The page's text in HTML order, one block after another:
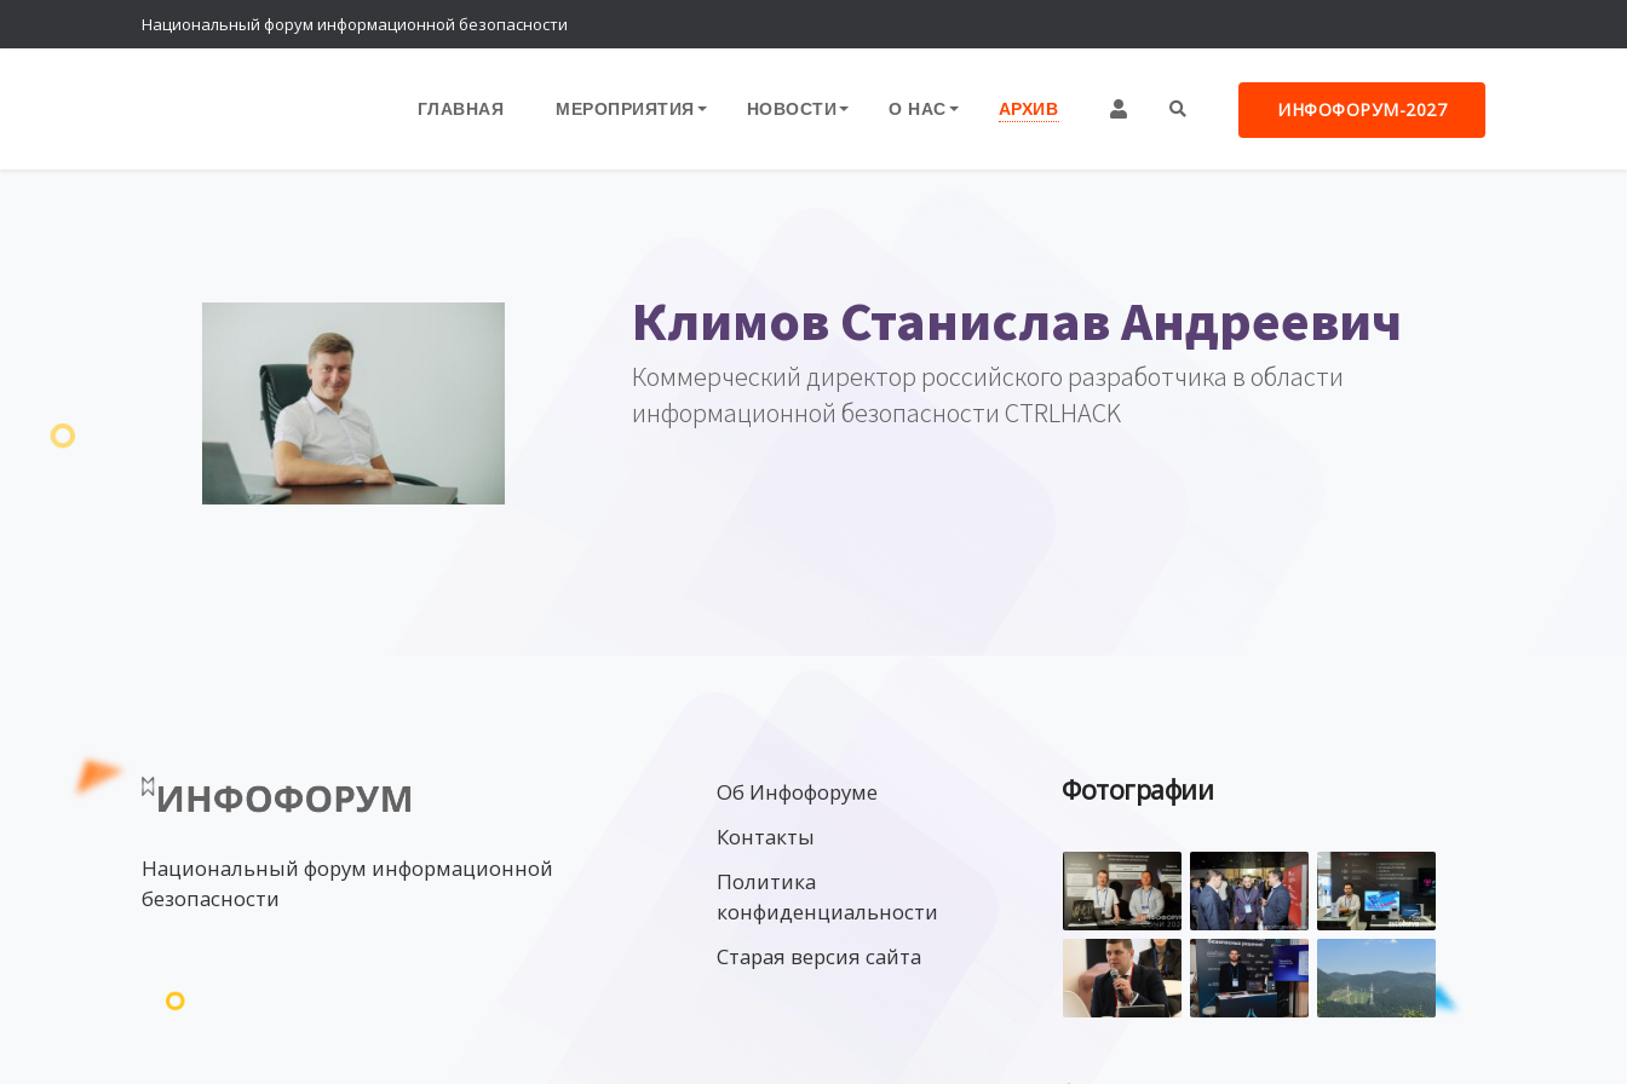
Национальный форум информационной безопасности
ГЛАВНАЯ МЕРОПРИЯТИЯ НОВОСТИ О НАС АРХИВ ИНФОФОРУМ-2027
Климов Станислав Андреевич
Коммерческий директор российского разработчика в области
информационной безопасности CTRLHACK
Национальный форум информационной
безопасности
Об Инфофоруме
Контакты
Политика
конфиденциальности
Старая версия сайта
Фотографии